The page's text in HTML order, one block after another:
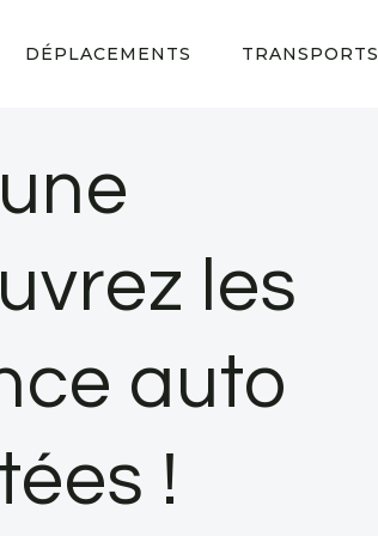
DÉPLACEMENTS TRANSPORTS
les
auto
!